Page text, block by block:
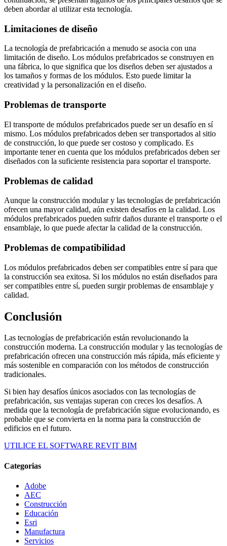
deben abordar al utilizar esta tecnología.
Limitaciones de diseño
La tecnología de prefabricación a menudo se asocia con una
limitación de diseño. Los módulos prefabricados se construyen en
una fábrica, lo que significa que los diseños deben ser ajustados a
los tamaños y formas de los módulos. Esto puede limitar la
creatividad y la personalización en el diseño.
Problemas de transporte
El transporte de módulos prefabricados puede ser un desafío en sí
mismo. Los módulos prefabricados deben ser transportados al sitio
de construcción, lo que puede ser costoso y complicado. Es
importante tener en cuenta que los módulos prefabricados deben ser
diseñados con la suficiente resistencia para soportar el transporte.
Problemas de calidad
Aunque la construcción modular y las tecnologías de prefabricación
ofrecen una mayor calidad, aún existen desafíos en la calidad. Los
módulos prefabricados pueden sufrir daños durante el transporte o el
ensamblaje, lo que puede afectar la calidad de la construcción.
Problemas de compatibilidad
Los módulos prefabricados deben ser compatibles entre sí para que
la construcción sea exitosa. Si los módulos no están diseñados para
ser compatibles entre sí, pueden surgir problemas de ensamblaje y
calidad.
Conclusión
Las tecnologías de prefabricación están revolucionando la
construcción moderna. La construcción modular y las tecnologías de
prefabricación ofrecen una construcción más rápida, más eficiente y
más sostenible en comparación con los métodos de construcción
tradicionales.
Si bien hay desafíos únicos asociados con las tecnologías de
prefabricación, sus ventajas superan con creces los desafíos. A
medida que la tecnología de prefabricación sigue evolucionando, es
probable que se convierta en la norma para la construcción de
edificios en el futuro.
UTILICE EL SOFTWARE REVIT BIM
Categorias
Adobe
AEC
Construcción
Educación
Esri
Manufactura
Servicios